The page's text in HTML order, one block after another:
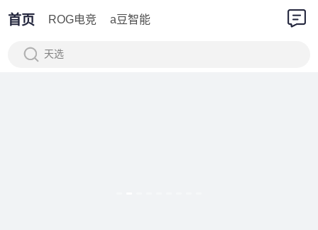
首页 ROG电竞 a豆智能
天选